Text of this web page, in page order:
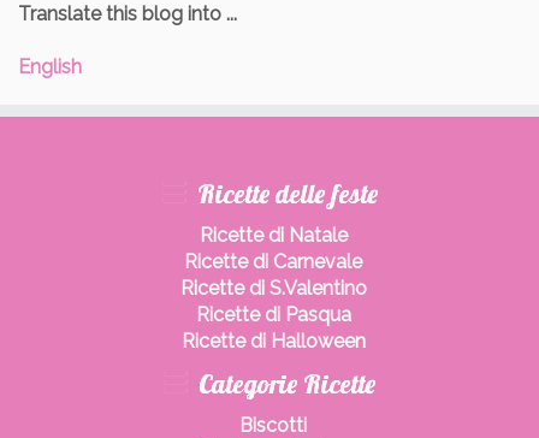
Translate this blog into ...
English
Ricette delle feste
Ricette di Natale
Ricette di Carnevale
Ricette di S.Valentino
Ricette di Pasqua
Ricette di Halloween
Categorie Ricette
Biscotti